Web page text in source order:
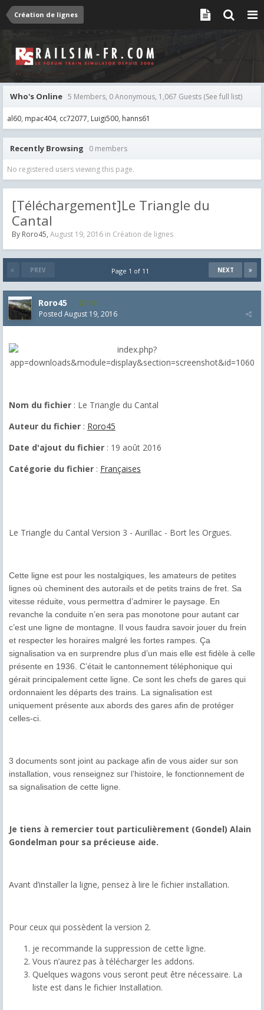
Création de lignes
Who's Online 5 Members, 0 Anonymous, 1,067 Guests (See full list)
al60 mpac404 cc72077 Luigi500 hanns61
Recently Browsing 0 members
No registered users viewing this page.
[Téléchargement]Le Triangle du
Cantal
By Roro45, August 19, 2016 in Création de lignes
PREV NEXT
Page 1 of 11
Roro45 818
Posted August 19, 2016
Nom du fichier : Le Triangle du Cantal
Auteur du fichier : Roro45
Date d'ajout du fichier : 19 août 2016
Catégorie du fichier : Françaises
Le Triangle du Cantal Version 3 - Aurillac - Bort les Orgues.
Cette ligne est pour les nostalgiques, les amateurs de petites
lignes où cheminent des autorails et de petits trains de fret. Sa
vitesse réduite, vous permettra d’admirer le paysage. En
revanche la conduite n’en sera pas monotone pour autant car
c’est une ligne de montagne. Il vous faudra savoir jouer du frein
et respecter les horaires malgré les fortes rampes. Ça
signalisation va en surprendre plus d’un mais elle est fidèle à celle
présente en 1936. C’était le cantonnement téléphonique qui
gérait principalement cette ligne. Ce sont les chefs de gares qui
ordonnaient les départs des trains. La signalisation est
uniquement présente aux abords des gares afin de protéger
celles-ci.
3 documents sont joint au package afin de vous aider sur son
installation, vous renseignez sur l’histoire, le fonctionnement de
sa signalisation de cette ligne.
Je tiens à remercier tout particulièrement (Gondel) Alain
Gondelman pour sa précieuse aide.
Avant d’installer la ligne, pensez à lire le fichier installation.
Pour ceux qui possèdent la version 2.
je recommande la suppression de cette ligne.
Vous n’aurez pas à télécharger les addons.
Quelques wagons vous seront peut être nécessaire. La
liste est dans le fichier Installation.